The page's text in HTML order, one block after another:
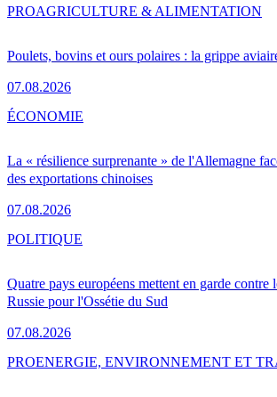
Poulets, bovins et ours polaires : la grippe
07.08.2026
PROAGRICULTURE & ALIMENTATION
La « résilience surprenante » de l'Allemagne
des exportations chinoises
07.08.2026
ÉCONOMIE
Quatre pays européens mettent en garde contre
Russie pour l'Ossétie du Sud
07.08.2026
POLITIQUE
PROENERGIE, ENVIRONNEMENT ET